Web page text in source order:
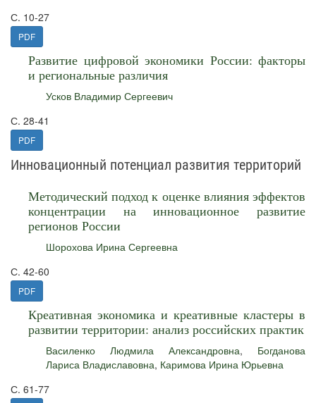
С. 10-27
PDF
Развитие цифровой экономики России: факторы
и региональные различия
Усков Владимир Сергеевич
С. 28-41
PDF
Инновационный потенциал развития территорий
Методический подход к оценке влияния эффектов
концентрации на инновационное развитие
регионов России
Шорохова Ирина Сергеевна
С. 42-60
PDF
Креативная экономика и креативные кластеры в
развитии территории: анализ российских практик
Василенко Людмила Александровна, Богданова
Лариса Владиславовна, Каримова Ирина Юрьевна
С. 61-77